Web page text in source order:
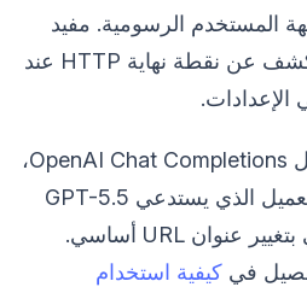
المستخدم الرسومية. مفيد
للمطورين الأفراد؛ كما يكشف عن نقطة نهاية HTTP عند
جميع الثلاثة يتحدثون شكل OpenAI Chat Completions،
مما يعني أن نفس رمز العميل الذي يستدعي GPT-5.5
يستدعي نموذجك المحلي بتغيير عنوان URL أساسي.
في كيفية استخدام